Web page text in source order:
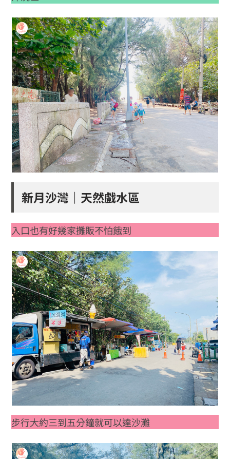
新月沙灣｜天然戲水區
入口也有好幾家攤販不怕餓到
步行大約三到五分鐘就可以達沙灘